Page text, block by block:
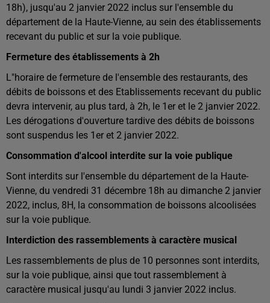
18h), jusqu'au 2 janvier 2022 inclus sur l'ensemble du
département de la Haute-Vienne, au sein des établissements
recevant du public et sur la voie publique.
Fermeture des établissements à 2h
L"horaire de fermeture de l'ensemble des restaurants, des
débits de boissons et des Etablissements recevant du public
devra intervenir, au plus tard, à 2h, le 1er et le 2 janvier 2022.
Les dérogations d'ouverture tardive des débits de boissons
sont suspendus les 1er et 2 janvier 2022.
Consommation d'alcool interdite sur la voie publique
Sont interdits sur l'ensemble du département de la Haute-
Vienne, du vendredi 31 décembre 18h au dimanche 2 janvier
2022, inclus, 8H, la consommation de boissons alcoolisées
sur la voie publique.
Interdiction des rassemblements à caractère musical
Les rassemblements de plus de 10 personnes sont interdits,
sur la voie publique, ainsi que tout rassemblement à
caractère musical jusqu'au lundi 3 janvier 2022 inclus.